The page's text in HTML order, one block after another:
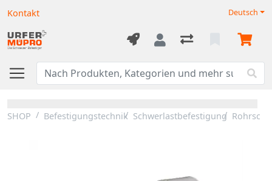
Kontakt Deutsch
SHOP Befestigungstechnik Schwerlastbefestigung